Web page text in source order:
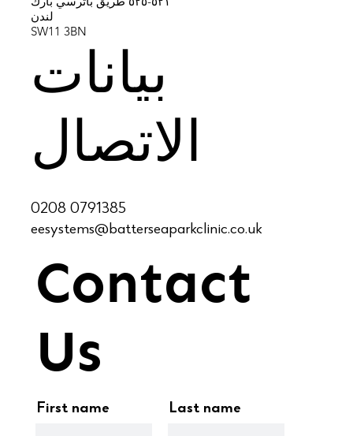
بيانات
الاتصال
0208 0791385
eesystems@batterseaparkclinic.co.uk
لندن
SW11 3BN
Contact
Us
First name Last name